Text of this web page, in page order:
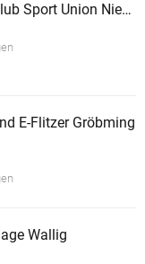
E-Ladestation Club Sport Union Niederöblarn
E-Flitzer Gröbming
Wallig